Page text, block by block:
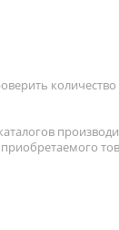
приобретаемого